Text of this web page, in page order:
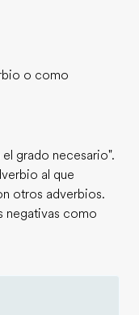
o como
grado necesario".
al que
otros adverbios.
negativas como